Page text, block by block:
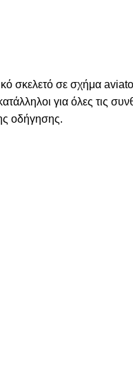
σκελετό σε σχήμα
για όλες τις
οδήγησης.